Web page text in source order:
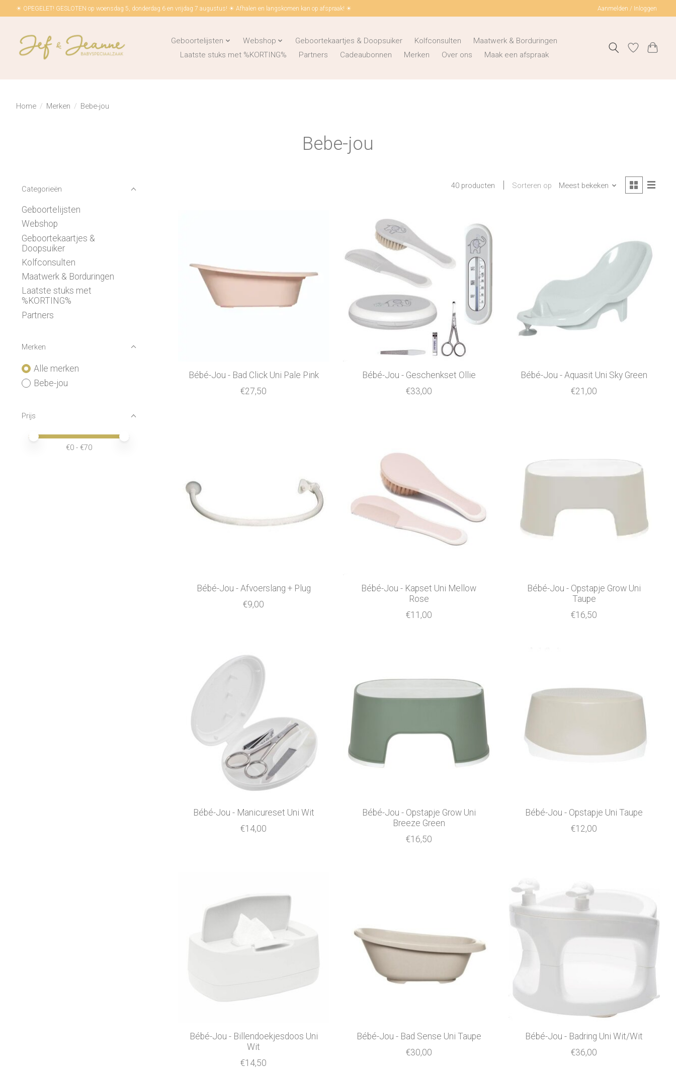
☀ OPEGELET! GESLOTEN op woensdag 5, donderdag 6 en vrijdag 7 augustus! ☀ Afhalen en langskomen kan op afspraak! ☀ Aanmelden / Inloggen
Geboortelijsten Webshop Geboortekaartjes & Doopsuiker Kolfconsulten
Maatwerk & Borduringen
Laatste stuks met %KORTING%
Partners Cadeaubonnen Merken Over ons Maak een afspraak
Home / Merken / Bebe-jou
Bebe-jou
Categorieën
Geboortelijsten
Webshop
Geboortekaartjes &
Doopsuiker
Kolfconsulten
Maatwerk & Borduringen
Laatste stuks met
%KORTING%
Partners
Merken
Alle merken
Bebe-jou
Prijs
Minimale prijswaarde
Price maximum value
€0 - €70
40 producten Sorteren op Meest bekeken
Bébé-Jou - Bad Click Uni Pale Pink
€27,50
Bébé-Jou - Geschenkset Ollie
€33,00
Bébé-Jou - Aquasit Uni Sky Green
€21,00
Bébé-Jou - Afvoerslang + Plug
€9,00
Bébé-Jou - Kapset Uni Mellow
Rose
€11,00
Bébé-Jou - Opstapje Grow Uni
Taupe
€16,50
Bébé-Jou - Manicureset Uni Wit
€14,00
Bébé-Jou - Opstapje Grow Uni
Breeze Green
€16,50
Bébé-Jou - Opstapje Uni Taupe
€12,00
Bébé-Jou - Billendoekjesdoos Uni
Wit
€14,50
Bébé-Jou - Bad Sense Uni Taupe
€30,00
Bébé-Jou - Badring Uni Wit/Wit
€36,00